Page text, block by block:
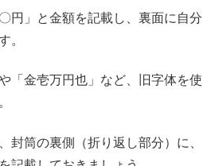
円」と金額を記載し、裏面に自分
。
「金壱万円也」など、旧字体を使
封筒の裏側（折り返し部分）に、